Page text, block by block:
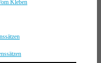
Kleben